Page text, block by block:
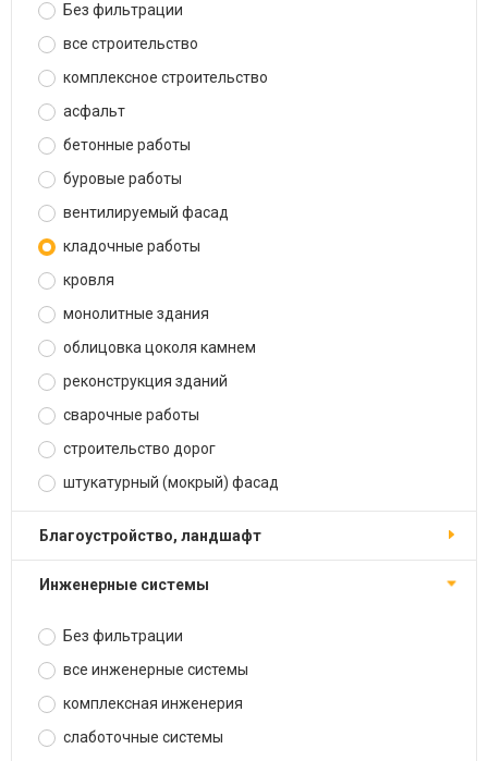
Без фильтрации
все строительство
комплексное строительство
асфальт
бетонные работы
буровые работы
вентилируемый фасад
кладочные работы
кровля
монолитные здания
облицовка цоколя камнем
реконструкция зданий
сварочные работы
строительство дорог
штукатурный (мокрый) фасад
благоустройство, ландшафт
инженерные системы
Без фильтрации
все инженерные системы
комплексная инженерия
слаботочные системы